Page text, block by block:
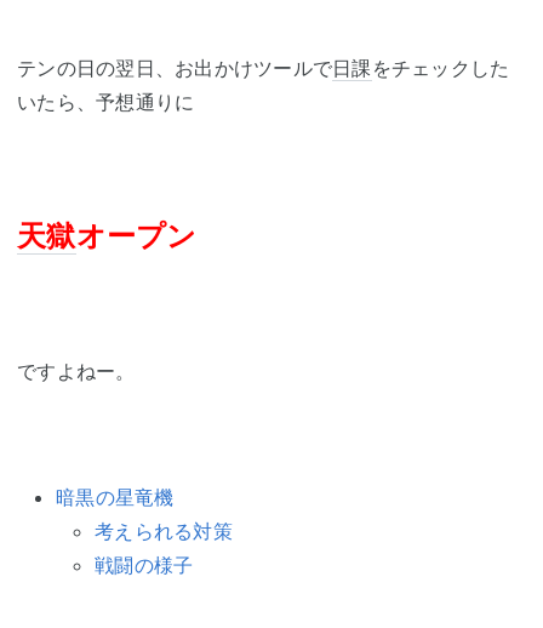
テンの日の翌日、お出かけツールで日課 をチェックした
いたら、予想通りに
天獄オープン
ですよねー。
暗黒の星竜機
考えられる対策
戦闘の様子